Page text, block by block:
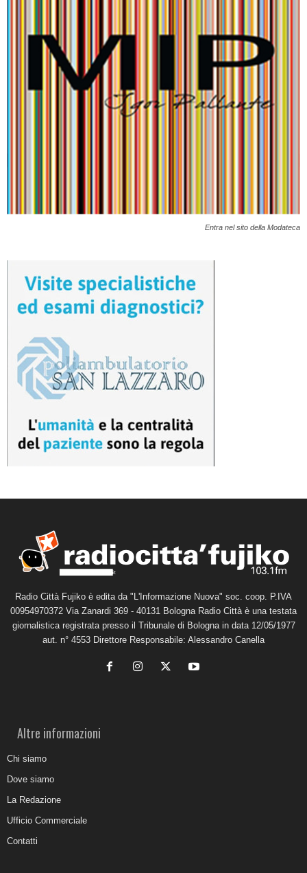
Entra nel sito della Modateca
Radio Città Fujiko è edita da "L'Informazione Nuova" soc. coop. P.IVA
00954970372 Via Zanardi 369 - 40131 Bologna Radio Città è una testata
giornalistica registrata presso il Tribunale di Bologna in data 12/05/1977
aut. n° 4553 Direttore Responsabile: Alessandro Canella
Altre informazioni
Chi siamo
Dove siamo
La Redazione
Ufficio Commerciale
Contatti